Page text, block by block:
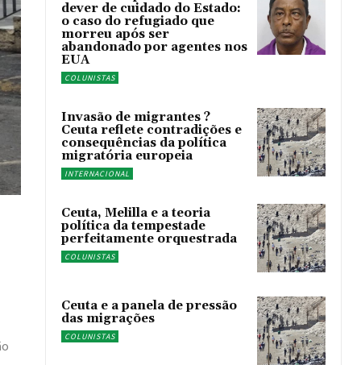
dever de cuidado do Estado:
o caso do refugiado que
morreu após ser
abandonado por agentes nos
EUA
COLUNISTAS
Invasão de migrantes ?
Ceuta reflete contradições e
consequências da política
migratória europeia
INTERNACIONAL
Ceuta, Melilla e a teoria
política da tempestade
perfeitamente orquestrada
COLUNISTAS
Ceuta e a panela de pressão
das migrações
COLUNISTAS